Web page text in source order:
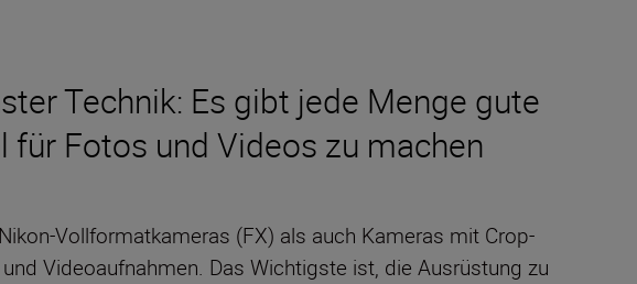
Technik: Es gibt jede Menge gute
für Fotos und Videos zu machen
Vollformatkameras (FX) als auch Kameras mit Crop-
Videoaufnahmen. Das Wichtigste ist, die Ausrüstung zu